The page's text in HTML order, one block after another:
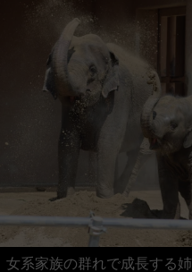
女系家族の群れで成長する